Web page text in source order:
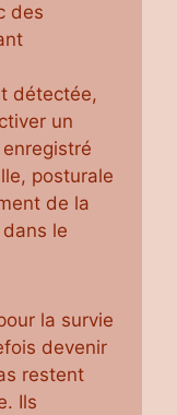
des
détectée,
un
posturale
de la
le
la survie
devenir
restent
Ils